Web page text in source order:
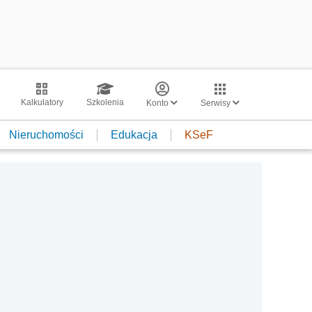
Kalkulatory Szkolenia Konto Serwisy
Nieruchomości Edukacja KSeF